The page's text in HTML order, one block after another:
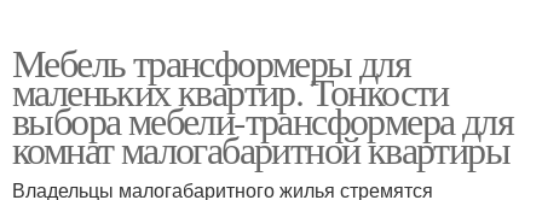
Мебель трансформеры для
маленьких квартир. Тонкости
выбора мебели-трансформера для
комнат малогабаритной квартиры
Владельцы малогабаритного жилья стремятся